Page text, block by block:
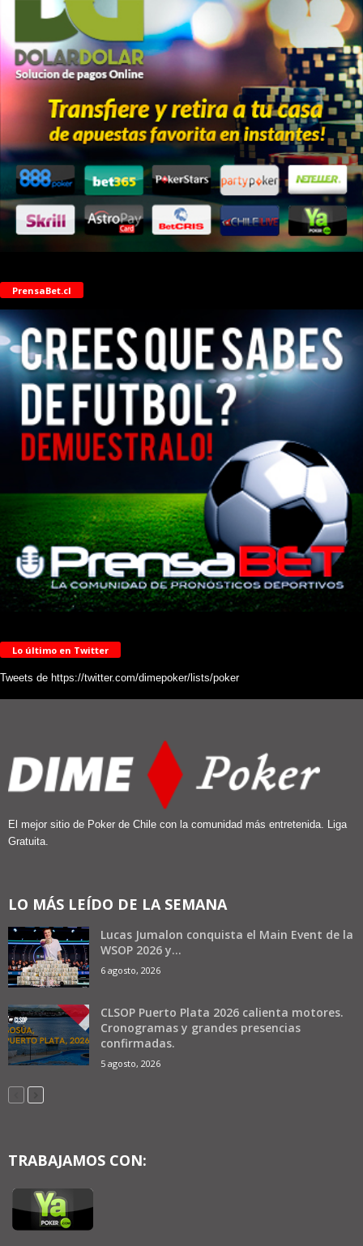
PrensaBet.cl
Lo último en Twitter
Tweets de https://twitter.com/dimepoker/lists/poker
El mejor sitio de Poker de Chile con la comunidad más entretenida. Liga
Gratuita.
LO MÁS LEÍDO DE LA SEMANA
Lucas Jumalon conquista el Main Event de la
WSOP 2026 y...
6 agosto, 2026
CLSOP Puerto Plata 2026 calienta motores.
Cronogramas y grandes presencias
confirmadas.
5 agosto, 2026
TRABAJAMOS CON: